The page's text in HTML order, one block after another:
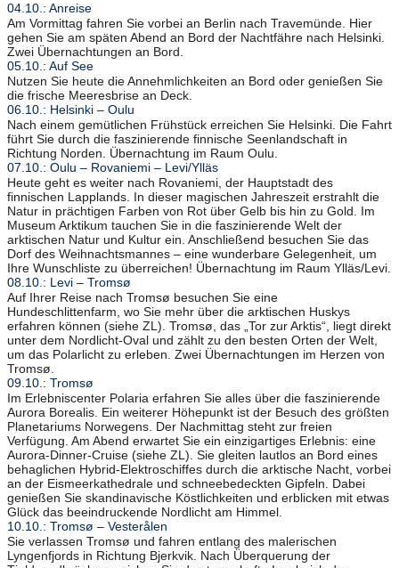
04.10.: Anreise
Am Vormittag fahren Sie vorbei an Berlin nach Travemünde. Hier
gehen Sie am späten Abend an Bord der Nachtfähre nach Helsinki.
Zwei Übernachtungen an Bord.
05.10.: Auf See
Nutzen Sie heute die Annehmlichkeiten an Bord oder genießen Sie
die frische Meeresbrise an Deck.
06.10.: Helsinki – Oulu
Nach einem gemütlichen Frühstück erreichen Sie Helsinki. Die Fahrt
führt Sie durch die faszinierende finnische Seenlandschaft in
Richtung Norden. Übernachtung im Raum Oulu.
07.10.: Oulu – Rovaniemi – Levi/Ylläs
Heute geht es weiter nach Rovaniemi, der Hauptstadt des
finnischen Lapplands. In dieser magischen Jahreszeit erstrahlt die
Natur in prächtigen Farben von Rot über Gelb bis hin zu Gold. Im
Museum Arktikum tauchen Sie in die faszinierende Welt der
arktischen Natur und Kultur ein. Anschließend besuchen Sie das
Dorf des Weihnachtsmannes – eine wunderbare Gelegenheit, um
Ihre Wunschliste zu überreichen! Übernachtung im Raum Ylläs/Levi.
08.10.: Levi – Tromsø
Auf Ihrer Reise nach Tromsø besuchen Sie eine
Hundeschlittenfarm, wo Sie mehr über die arktischen Huskys
erfahren können (siehe ZL). Tromsø, das „Tor zur Arktis“, liegt direkt
unter dem Nordlicht-Oval und zählt zu den besten Orten der Welt,
um das Polarlicht zu erleben. Zwei Übernachtungen im Herzen von
Tromsø.
09.10.: Tromsø
Im Erlebniscenter Polaria erfahren Sie alles über die faszinierende
Aurora Borealis. Ein weiterer Höhepunkt ist der Besuch des größten
Planetariums Norwegens. Der Nachmittag steht zur freien
Verfügung. Am Abend erwartet Sie ein einzigartiges Erlebnis: eine
Aurora-Dinner-Cruise (siehe ZL). Sie gleiten lautlos an Bord eines
behaglichen Hybrid-Elektroschiffes durch die arktische Nacht, vorbei
an der Eismeerkathedrale und schneebedeckten Gipfeln. Dabei
genießen Sie skandinavische Köstlichkeiten und erblicken mit etwas
Glück das beeindruckende Nordlicht am Himmel.
10.10.: Tromsø – Vesterålen
Sie verlassen Tromsø und fahren entlang des malerischen
Lyngenfjords in Richtung Bjerkvik. Nach Überquerung der